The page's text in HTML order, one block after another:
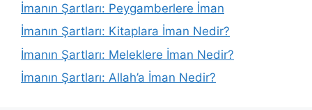
İmanın Şartları: Peygamberlere İman
İmanın Şartları: Kitaplara İman Nedir?
İmanın Şartları: Meleklere İman Nedir?
İmanın Şartları: Allah’a İman Nedir?